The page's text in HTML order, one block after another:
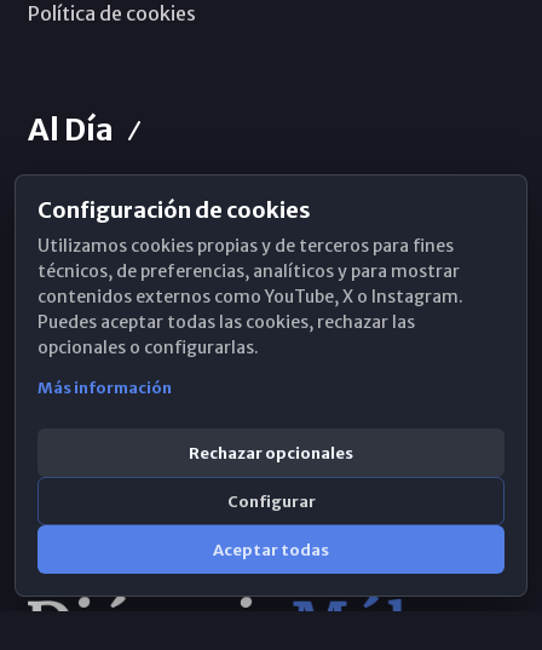
Política de cookies
Al Día
Horarios de Misa
Hemeroteca
WhatsApp
Configuración de cookies
Utilizamos cookies propias y de terceros para fines
técnicos, de preferencias, analíticos y para mostrar
contenidos externos como YouTube, X o Instagram.
Puedes aceptar todas las cookies, rechazar las
opcionales o configurarlas.
Más información
Rechazar opcionales
Configurar
Aceptar todas